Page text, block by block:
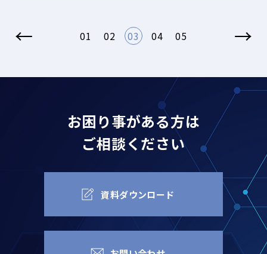
← 01 02 03 04 05 →
お困り事がある方は
ご相談ください
資料ダウンロード